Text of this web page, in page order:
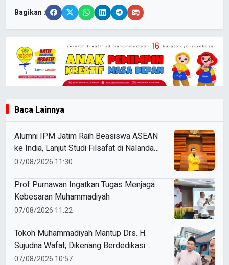
Bagikan :
Baca Lainnya
Alumni IPM Jatim Raih Beasiswa ASEAN
ke India, Lanjut Studi Filsafat di Nalanda
University
07/08/2026 11:30
Prof Purnawan Ingatkan Tugas Menjaga
Kebesaran Muhammadiyah
07/08/2026 11:22
Tokoh Muhammadiyah Mantup Drs. H.
Sujudna Wafat, Dikenang Berdedikasi
Kembangkan Dakwah dan Pendidikan
07/08/2026 10:57